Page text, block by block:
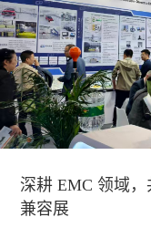
深耕 EMC 领域
兼容展